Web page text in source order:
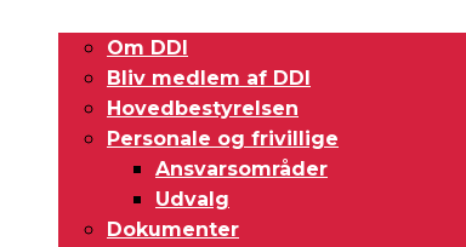
Om DDI
Bliv medlem af DDI
Hovedbestyrelsen
Personale og frivillige
Ansvarsområder
Udvalg
Dokumenter